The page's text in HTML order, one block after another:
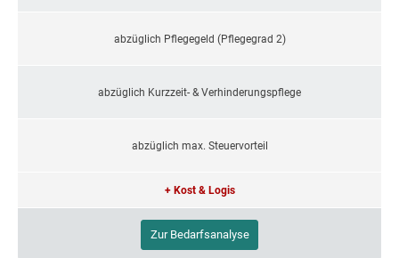
abzüglich Pflegegeld (Pflegegrad 2)
abzüglich Kurzzeit- & Verhinderungspflege
abzüglich max. Steuervorteil
+ Kost & Logis
Zur Bedarfsanalyse